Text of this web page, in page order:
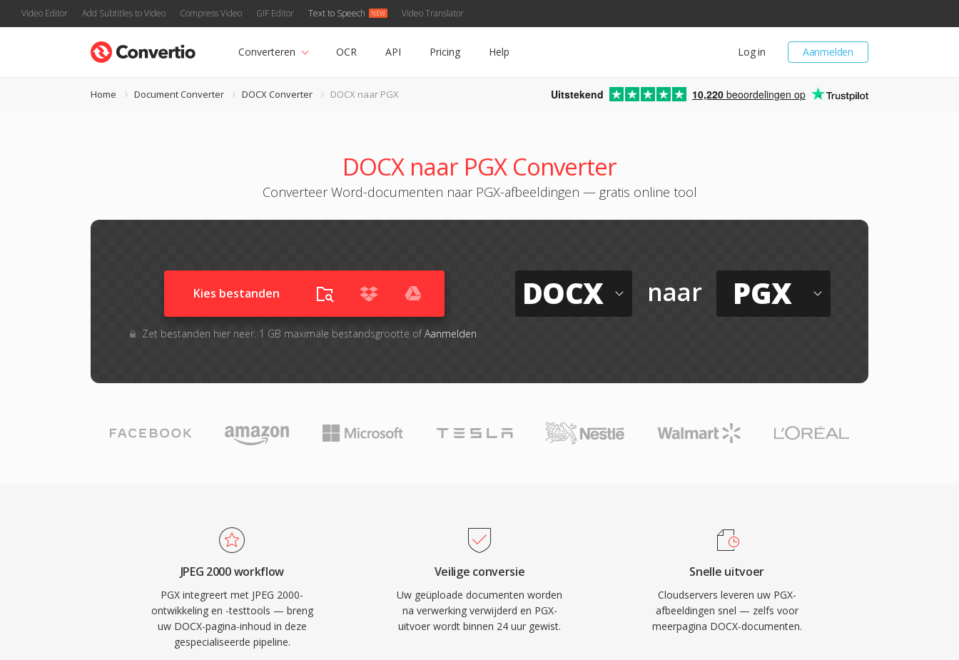
Video Editor Add Subtitles to Video Compress Video GIF Editor Text to Speech Video Translator
Aanmelden
Log in
Converteren OCR API Pricing Help
Home Document Converter DOCX Converter DOCX naar PGX Uitstekend 10,220 beoordelingen op
DOCX naar PGX Converter
Converteer Word-documenten naar PGX-afbeeldingen — gratis online tool
Kies bestanden
Zet bestanden hier neer. 1 GB maximale bestandsgrootte ofAanmelden
DOCX naar PGX
JPEG 2000 workflow
PGX integreert met JPEG 2000-
ontwikkeling en -testtools — breng
uw DOCX-pagina-inhoud in deze
gespecialiseerde pipeline.
Veilige conversie
Uw geüploade documenten worden
na verwerking verwijderd en PGX-
uitvoer wordt binnen 24 uur gewist.
Snelle uitvoer
Cloudservers leveren uw PGX-
afbeeldingen snel — zelfs voor
meerpagina DOCX-documenten.